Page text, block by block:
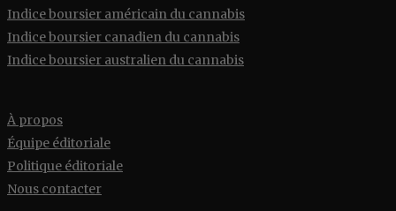
Indice boursier américain du cannabis
Indice boursier canadien du cannabis
Indice boursier australien du cannabis
À propos
Équipe éditoriale
Politique éditoriale
Nous contacter